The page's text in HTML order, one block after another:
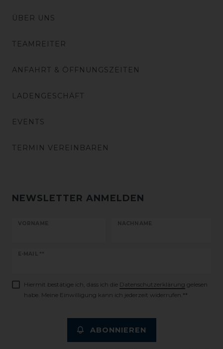
ÜBER UNS
TEAMREITER
ANFAHRT & ÖFFNUNGSZEITEN
LADENGESCHÄFT
EVENTS
TERMIN VEREINBAREN
NEWSLETTER ANMELDEN
VORNAME NACHNAME
E-MAIL **
Newsletter
Hiermit bestätige ich, dass ich die Daten­schutz­erklärung gelesen
habe. Meine Einwilligung kann ich jederzeit widerrufen.**
ABONNIEREN